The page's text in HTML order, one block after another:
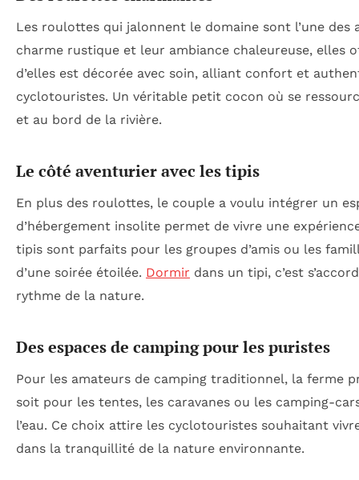
Les roulottes qui jalonnent le domaine sont l’une
charme rustique et leur ambiance chaleureuse, elles
d’elles est décorée avec soin, alliant confort et
cyclotouristes. Un véritable petit cocon où se
et au bord de la rivière.
Le côté aventurier avec les tipis
En plus des roulottes, le couple a voulu intégrer un
d’hébergement insolite permet de vivre une
tipis sont parfaits pour les groupes d’amis ou les
d’une soirée étoilée. Dormir dans un tipi, c’est
rythme de la nature.
Des espaces de camping pour les puristes
Pour les amateurs de camping traditionnel, la ferme
soit pour les tentes, les caravanes ou les camping-
l’eau. Ce choix attire les cyclotouristes souhaitant
dans la tranquillité de la nature environnante.